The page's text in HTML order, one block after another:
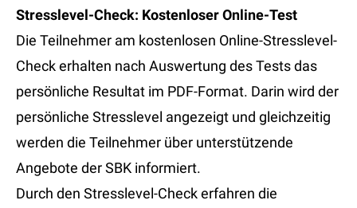
Stresslevel-Check: Kostenloser Online-Test
Die Teilnehmer am kostenlosen Online-Stresslevel-
Check erhalten nach Auswertung des Tests das
persönliche Resultat im PDF-Format. Darin wird der
persönliche Stresslevel angezeigt und gleichzeitig
werden die Teilnehmer über unterstützende
Angebote der SBK informiert.
Durch den Stresslevel-Check erfahren die